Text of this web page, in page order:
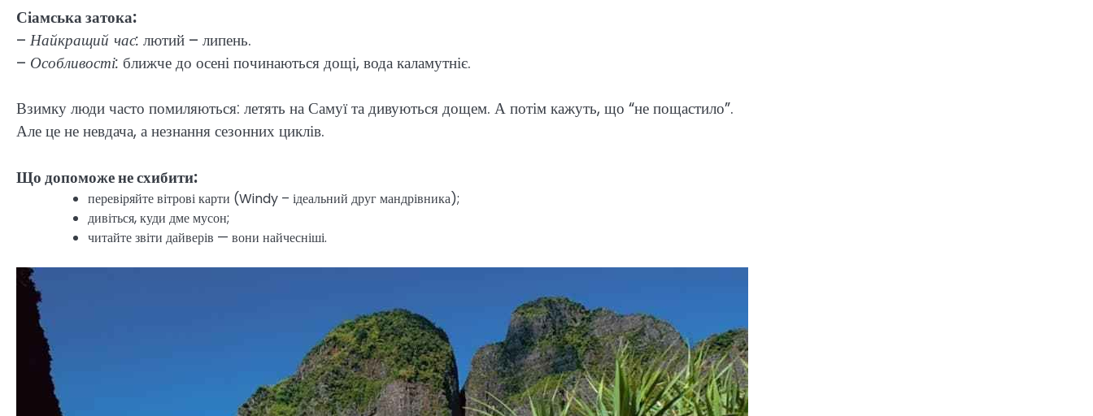
Сіамська затока:
– Найкращий час: лютий – липень.
– Особливості: ближче до осені починаються дощі, вода каламутніє.
Взимку люди часто помиляються: летять на Самуї та дивуються дощем. А потім кажуть, що “не пощастило”.
Але це не невдача, а незнання сезонних циклів.
Що допоможе не схибити:
перевіряйте вітрові карти (Windy – ідеальний друг мандрівника);
дивіться, куди дме мусон;
читайте звіти дайверів — вони найчесніші.